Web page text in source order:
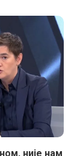
није нам